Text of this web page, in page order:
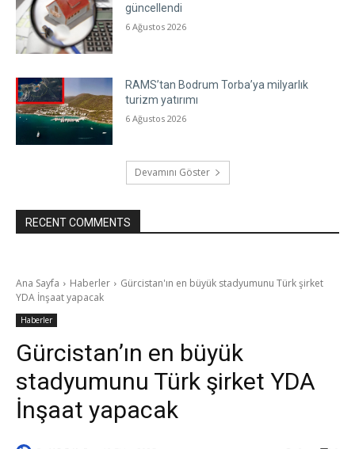
güncellendi
6 Ağustos 2026
RAMS’tan Bodrum Torba’ya milyarlık
turizm yatırımı
6 Ağustos 2026
Devamını Göster
RECENT COMMENTS